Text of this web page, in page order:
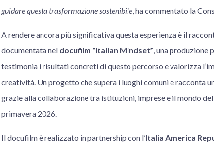
guidare questa trasformazione sostenibile, ha commentato la
A rendere ancora più significativa questa esperienza è il
documentata nel docufilm “Italian Mindset”, una produzione
testimonia i risultati concreti di questo percorso e valorizza
creatività. Un progetto che supera i luoghi comuni e racconta
grazie alla collaborazione tra istituzioni, imprese e il mondo
primavera 2026.
Il docufilm è realizzato in partnership con l’Italia America